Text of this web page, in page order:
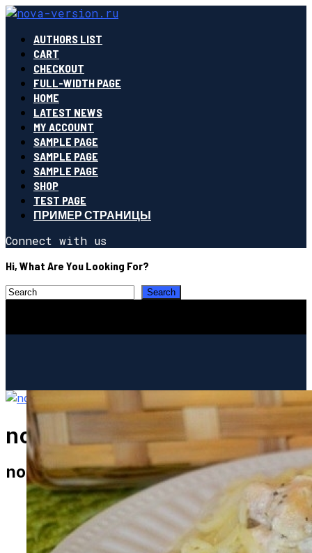
AUTHORS LIST
CART
CHECKOUT
FULL-WIDTH PAGE
HOME
LATEST NEWS
MY ACCOUNT
SAMPLE PAGE
SAMPLE PAGE
SAMPLE PAGE
SHOP
TEST PAGE
ПРИМЕР СТРАНИЦЫ
Connect with us
Hi, What Are You Looking For?
nova-version.ru
nova-version.ru
ИНТЕРЕСНОЕ И ПОЗНАВАТЕЛЬНОЕ
МОДА И СТИЛЬ